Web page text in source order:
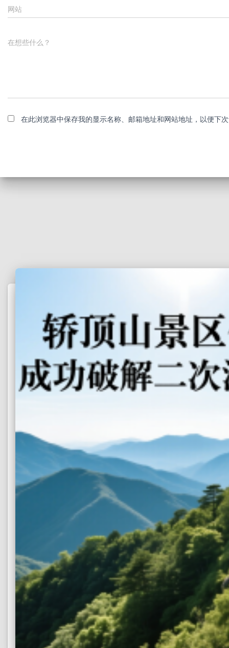
网站
在想些什么？
在此浏览器中保存我的显示名称、邮箱地址和网站地址，以便下